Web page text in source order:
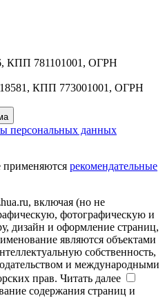
КПП 781101001, ОГРН
КПП 773001001, ОГРН
персональных данных
рекомендательные
включая (но не
фотографическую и
дизайн и оформление страниц,
являются объектами
собственность,
и международными
прав. Читать далее
содержания страниц и